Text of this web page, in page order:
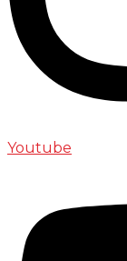
Youtube